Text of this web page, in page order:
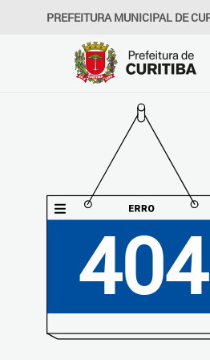
PREFEITURA MUNICIPAL DE
404